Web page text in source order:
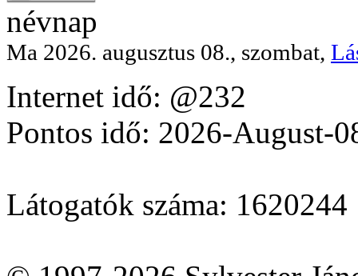
névnap
Ma 2026. augusztus 08., szombat,
Internet idő: @232
Pontos idő: 2026-August-
Látogatók száma: 1620244